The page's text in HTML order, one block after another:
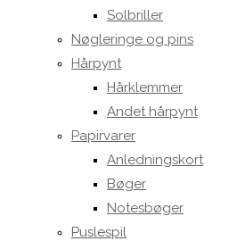
Solbriller
Nøgleringe og pins
Hårpynt
Hårklemmer
Andet hårpynt
Papirvarer
Anledningskort
Bøger
Notesbøger
Puslespil